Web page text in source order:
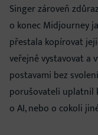
Singer zároveň
o konec Midjourney
přestala kopírovat
veřejně vystavovat a
postavami bez
porušovateli uplatnil
o AI, nebo o cokoli